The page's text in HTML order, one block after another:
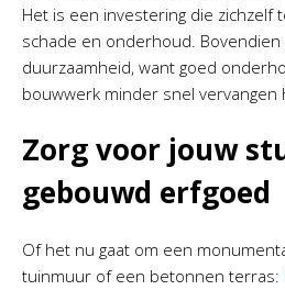
Het is een investering die zichzelf
schade en onderhoud. Bovendien
duurzaamheid, want goed
bouwwerk minder snel
Zorg voor jouw
gebouwd erfgoed
Of het nu gaat om een
tuinmuur of een betonnen terras: